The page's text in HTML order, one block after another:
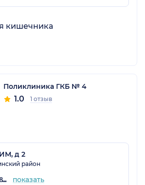
кишечника
Поликлиника ГКБ № 4
1.0 1 отзыв
д 2
район
+7 (342) 265-98-29 показать